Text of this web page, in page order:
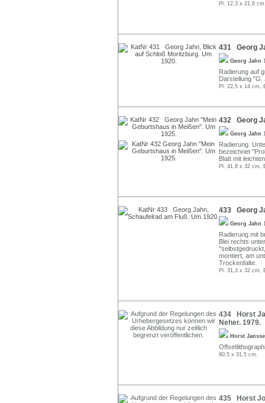
Pl. 12,3 x 21,6
431 Georg
Georg Jahn
Radierung auf
Darstellung "G.
Pl. 22,5 x 14 cm,
432 Georg
Georg Jahn
Radierung.
bezeichnet
Blatt mit
Pl. 41,8 x 32 cm,
433 Georg
Georg Jahn
Radierung mit
Blei rechts
montiert, am
Trockenfalte.
Pl. 31,3 x 32 cm,
434 Horst
Neher. 1979.
Horst
80,5 x 31,5 cm.
435 Horst